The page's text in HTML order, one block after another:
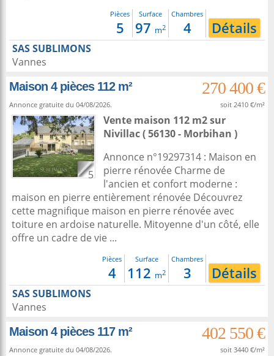
Pièces
5
Surface
97 m2
Chambres
4 Détails
SAS SUBLIMONS
Vannes
Maison 4 pièces 112 m²
270 400 €
Annonce gratuite du 04/08/2026. soit 2410 €/m²
5
Vente maison 112 m2sur
Nivillac( 56130 - Morbihan )
Annonce n°19297314 : Maison en
pierre rénovée Charme de
l'ancien et confort moderne :
maison en pierre entièrement rénovée Découvrez
cette magnifique maison en pierre rénovée avec
toiture en ardoise naturelle. Mitoyenne d'un côté, elle
offre un cadre de vie ...
Pièces
4
Surface
112 m2
Chambres
3 Détails
SAS SUBLIMONS
Vannes
Maison 4 pièces 117 m²
402 550 €
Annonce gratuite du 04/08/2026. soit 3440 €/m²